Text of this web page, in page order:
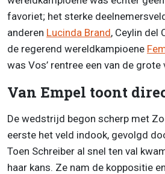
favoriet; het sterke
anderen Lucinda Brand, Ceylin del
de regerend wereldkampioene
was Vos’ rentree een van de grote
Van Empel toont
De wedstrijd begon scherp met
eerste het veld indook, gevolgd
Toen Schreiber al snel ten val
haar kans. Ze nam de koppositie